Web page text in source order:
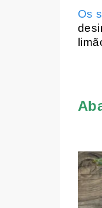
Os